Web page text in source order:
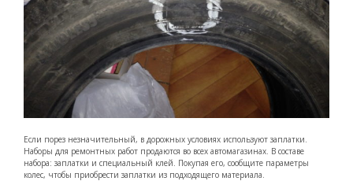
Если порез незначительный, в дорожных условиях используют заплатки.
Наборы для ремонтных работ продаются во всех автомагазинах. В составе
набора: заплатки и специальный клей. Покупая его, сообщите параметры
колес, чтобы приобрести заплатки из подходящего материала.